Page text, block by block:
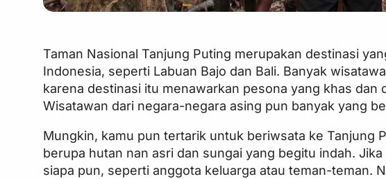
Taman Nasional Tanjung Puting merupakan destinasi
Indonesia, seperti Labuan Bajo dan Bali. Banyak
karena destinasi itu menawarkan pesona yang khas
Wisatawan dari negara-negara asing pun banyak yang
Mungkin, kamu pun tertarik untuk beriwsata ke Tanjung
berupa hutan nan asri dan sungai yang begitu indah.
siapa pun, seperti anggota keluarga atau teman-teman.